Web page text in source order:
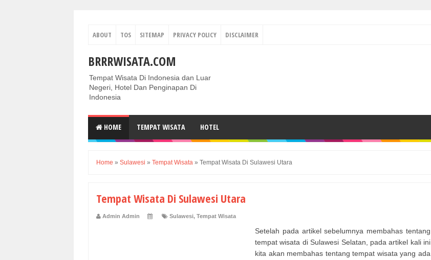
ABOUT TOS SITEMAP PRIVACY POLICY DISCLAIMER
BRRRWISATA.COM
Tempat Wisata Di Indonesia dan Luar
Negeri, Hotel Dan Penginapan Di
Indonesia
HOME TEMPAT WISATA HOTEL
Home » Sulawesi » Tempat Wisata » Tempat Wisata Di Sulawesi Utara
Tempat Wisata Di Sulawesi Utara
Admin Admin Sulawesi, Tempat Wisata
Setelah pada artikel sebelumnya membahas tentang
tempat wisata di Sulawesi Selatan, pada artikel kali ini
kita akan membahas tentang tempat wisata yang ada